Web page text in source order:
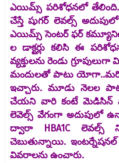
ఎయిమ్స్ పరిశోధనలో
చేస్తే షుగర్ లెవల్స్
ఎయిమ్స్ సెంటర్ ఫర్
ల డాక్టర్లు కలిసి ఈ
వ్యక్తులను రెండు
మందులతో పాటు యోగా..మరో
ఇచ్చారు. మూడు నెలల
చేయని వారి కంటే మెడిసిన్
లెవెల్స్ వేగంగా
ద్వారా HBA1C లెవల్స్
చెబుతున్నాయి.
వివరాలను ఉంచారు.